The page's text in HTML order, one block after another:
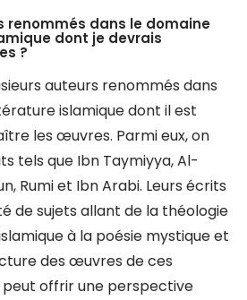
renommés dans le domaine
dont je devrais
?
auteurs renommés dans
islamique dont il est
les œuvres. Parmi eux, on
tels que Ibn Taymiyya, Al-
Rumi et Ibn Arabi. Leurs écrits
de sujets allant de la théologie
à la poésie mystique et
des œuvres de ces
offrir une perspective